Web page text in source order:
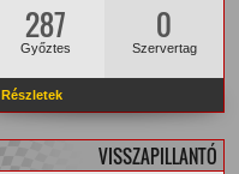
287
Győztes
0
Szervertag
Részletek
VISSZAPILLANTÓ